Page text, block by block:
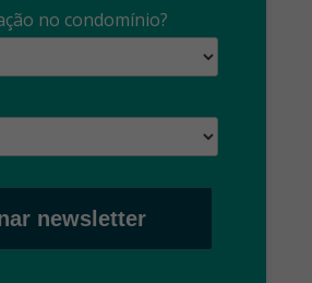
profissional:
cuidado com as
propagandas
no condomínio?
newsletter